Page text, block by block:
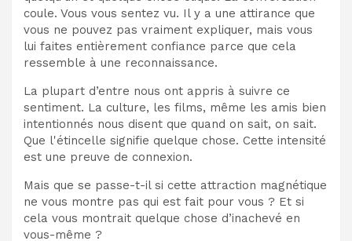
coule. Vous vous sentez vu. Il y a une attirance que
vous ne pouvez pas vraiment expliquer, mais vous
lui faites entièrement confiance parce que cela
ressemble à une reconnaissance.
La plupart d’entre nous ont appris à suivre ce
sentiment. La culture, les films, même les amis bien
intentionnés nous disent que quand on sait, on sait.
Que l'étincelle signifie quelque chose. Cette intensité
est une preuve de connexion.
Mais que se passe-t-il si cette attraction magnétique
ne vous montre pas qui est fait pour vous ? Et si
cela vous montrait quelque chose d’inachevé en
vous-même ?